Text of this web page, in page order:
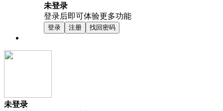
未登录
登录后即可体验更多功能
登录 注册 找回密码
未登录